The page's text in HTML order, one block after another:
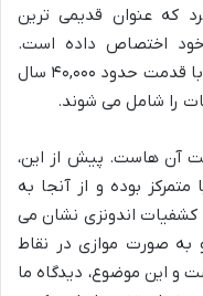
که عنوان قدیمی ترین
خود اختصاص داده است.
همچنین، در غارهای بورنئو، نقاشی هایی با قدمت حدود ۴۰,۰۰۰ سال
را شامل می شوند.
آن هاست. پیش از این،
بوده و از آنجا به
اندونزی نشان می
به صورت موازی در نقاط
و این موضوع، دیدگاه ما